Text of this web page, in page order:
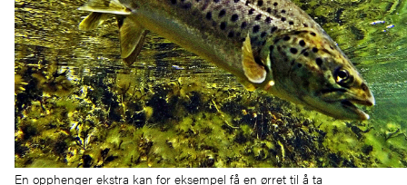
En opphenger ekstra kan for eksempel få en ørret til å ta